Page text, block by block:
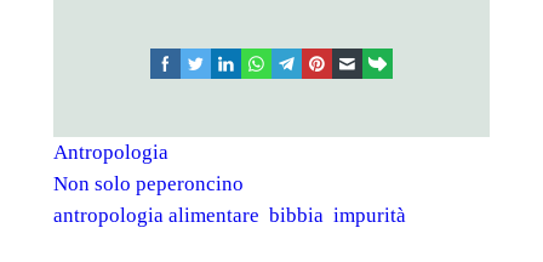
facebooktwitterlinkedinwhatsapptelegram
pinterest email link
Antropologia
Non solo peperoncino
antropologia alimentare bibbia impurità